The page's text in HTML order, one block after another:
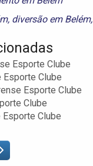
, diversão em Belém,
Esporte Clube
Clube
Esporte Clube
Clube
Clube